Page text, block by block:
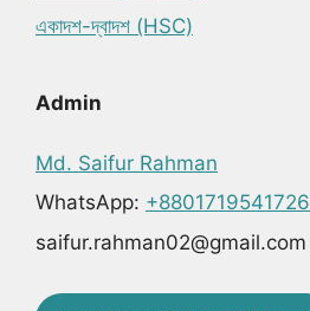
একাদশ-দ্বাদশ (HSC)
Admin
Md. Saifur Rahman
WhatsApp: +8801719541726
saifur.rahman02@gmail.com